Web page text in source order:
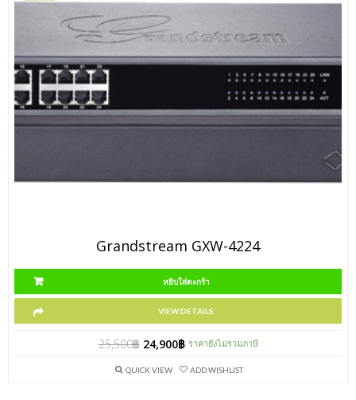
Grandstream GXW-4224
หยิบใส่ตะกร้า
VIEW DETAILS
25,500฿ 24,900฿ ราคายังไม่รวมภาษี
QUICK VIEW ADD WISHLIST